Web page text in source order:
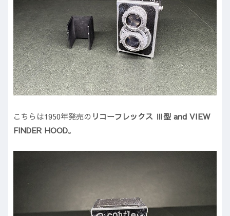
こちらは1950年発売のリコーフレックス Ⅲ型 and VIEW
FINDER HOOD。